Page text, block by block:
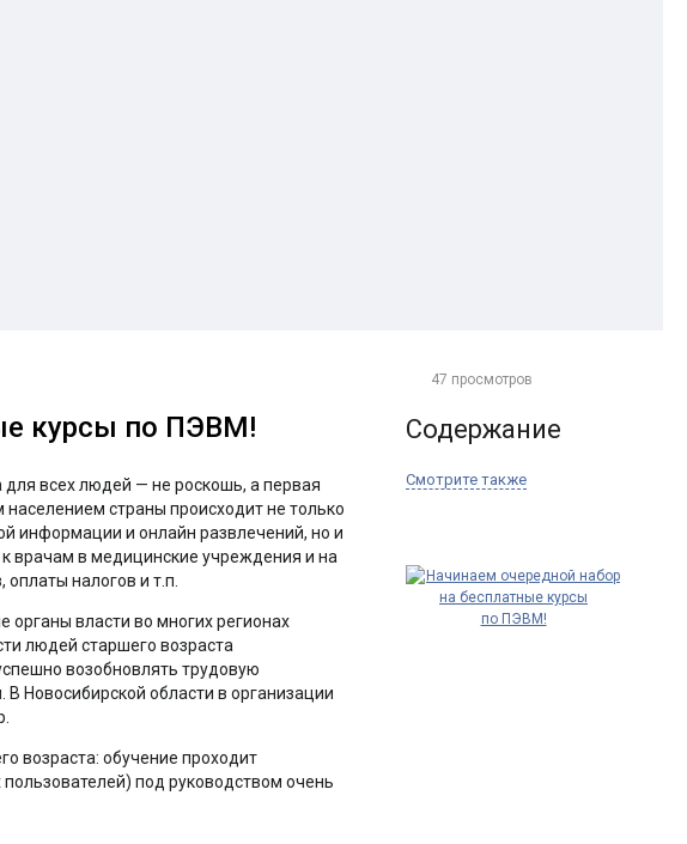
Содержание
Смотрите также
курсы по ПЭВМ!
47 просмотров
всех людей — не роскошь, а первая
населением страны происходит не только
информации и онлайн развлечений, но и
врачам в медицинские учреждения и на
налогов и т.п.
власти во многих регионах
людей старшего возраста
возобновлять трудовую
Новосибирской области в организации
возраста: обучение проходит
под руководством очень